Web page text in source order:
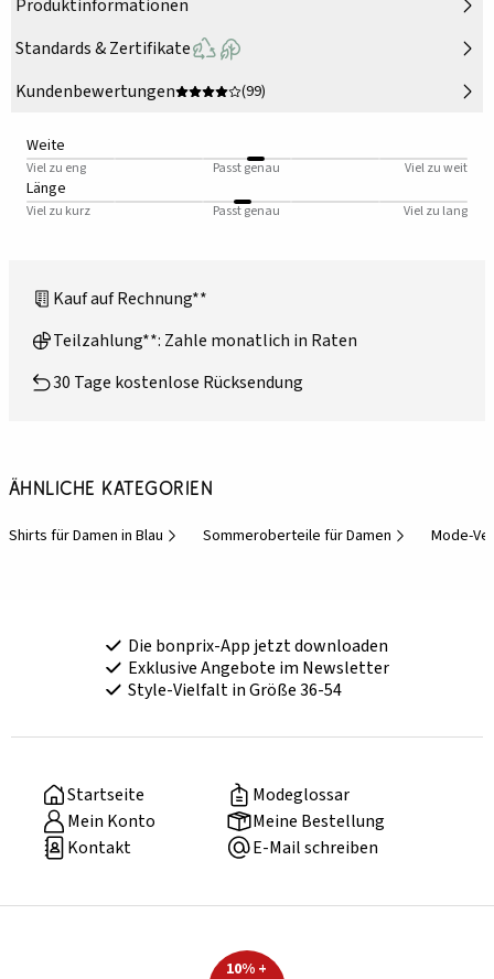
Produktinformationen
Standards & Zertifikate
Kundenbewertungen
(99)
Weite
Viel zu eng Passt genau Viel zu weit
Länge
Viel zu kurz Passt genau Viel zu lang
Kauf auf Rechnung**
Teilzahlung**: Zahle monatlich in Raten
30 Tage kostenlose Rücksendung
Ähnliche Kategorien
Shirts für Damen in Blau Sommeroberteile für Damen Mode-
Die bonprix-App jetzt downloaden
Exklusive Angebote im Newsletter
Style-Vielfalt in Größe 36-54
Startseite
Modeglossar
Mein Konto
Meine Bestellung
Kontakt
E-Mail schreiben
10% +